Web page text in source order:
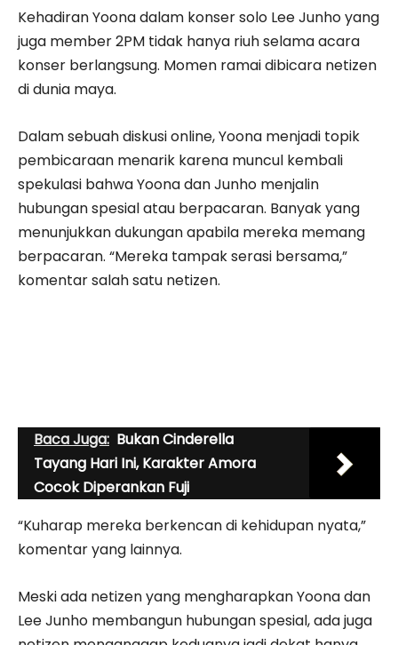
Kehadiran Yoona dalam konser solo Lee Junho yang
juga member 2PM tidak hanya riuh selama acara
konser berlangsung. Momen ramai dibicara netizen
di dunia maya.
Dalam sebuah diskusi online, Yoona menjadi topik
pembicaraan menarik karena muncul kembali
spekulasi bahwa Yoona dan Junho menjalin
hubungan spesial atau berpacaran. Banyak yang
menunjukkan dukungan apabila mereka memang
berpacaran. “Mereka tampak serasi bersama,”
komentar salah satu netizen.
Baca Juga: Bukan Cinderella
Tayang Hari Ini, Karakter Amora
Cocok Diperankan Fuji
“Kuharap mereka berkencan di kehidupan nyata,”
komentar yang lainnya.
Meski ada netizen yang mengharapkan Yoona dan
Lee Junho membangun hubungan spesial, ada juga